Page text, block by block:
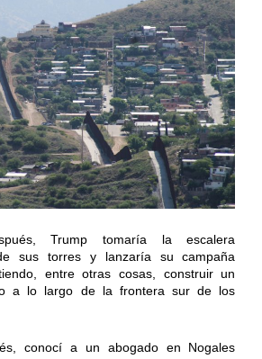
Trump tomaría la escalera
sus torres y lanzaría su campaña
entre otras cosas, construir un
a lo largo de la frontera sur de los
conocí a un abogado en Nogales